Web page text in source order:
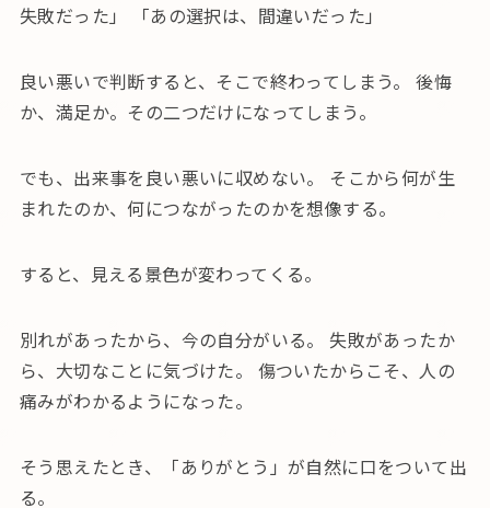
失敗だった」 「あの選択は、間違いだった」
良い悪いで判断すると、そこで終わってしまう。 後悔
か、満足か。その二つだけになってしまう。
でも、出来事を良い悪いに収めない。 そこから何が生
まれたのか、何につながったのかを想像する。
すると、見える景色が変わってくる。
別れがあったから、今の自分がいる。 失敗があったか
ら、大切なことに気づけた。 傷ついたからこそ、人の
痛みがわかるようになった。
そう思えたとき、「ありがとう」が自然に口をついて出
る。